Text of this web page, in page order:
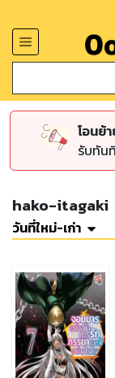
โอนย้
รับทัน
hako-itagaki
วันที่ใหม่-เก่า